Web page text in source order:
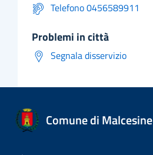
Telefono 0456589911
problemi in città
Segnala disservizio
Comune di Malcesine